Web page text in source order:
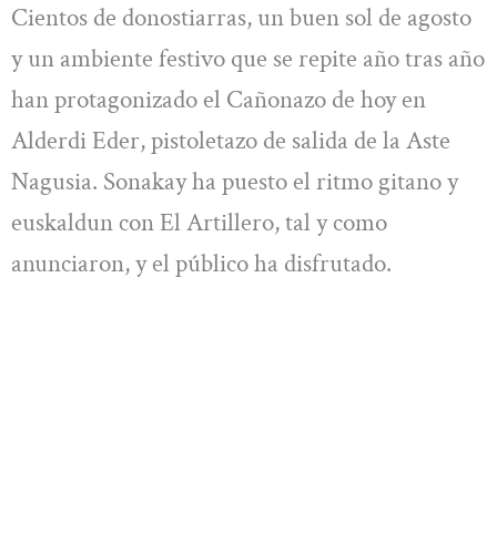
Cientos de donostiarras, un buen sol de agosto
y un ambiente festivo que se repite año tras año
han protagonizado el Cañonazo de hoy en
Alderdi Eder, pistoletazo de salida de la Aste
Nagusia. Sonakay ha puesto el ritmo gitano y
euskaldun con El Artillero, tal y como
anunciaron, y el público ha disfrutado.